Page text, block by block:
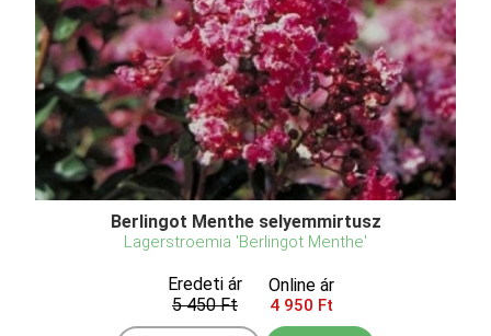
Berlingot Menthe selyemmirtusz
Lagerstroemia 'Berlingot Menthe'
Eredeti ár
5 450 Ft
Online ár
4 950 Ft